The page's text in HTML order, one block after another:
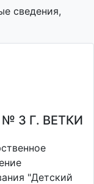
сведения,
3 Г. ВЕТКИ
"Детский